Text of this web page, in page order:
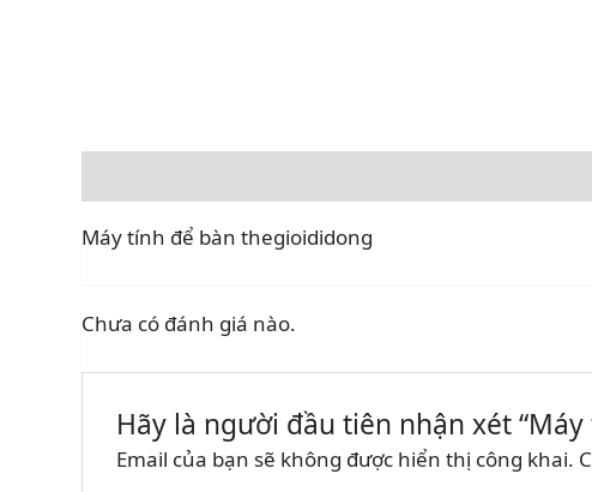
Máy tính để bàn thegioididong
Chưa có đánh giá nào.
Hãy là người đầu tiên nhận xét
Email của bạn sẽ không được hiển thị công khai.